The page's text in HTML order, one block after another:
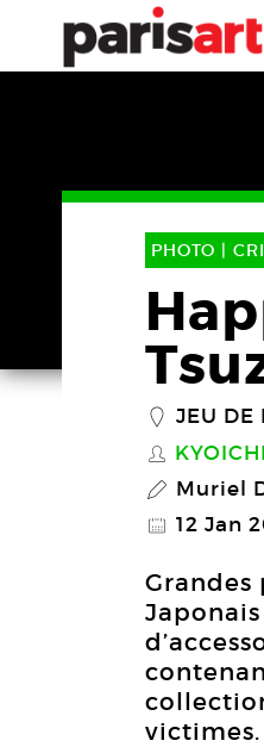
PHOTO |
_ JEU DE
S
P Muriel
@ 12 Jan
Grandes
victimes.